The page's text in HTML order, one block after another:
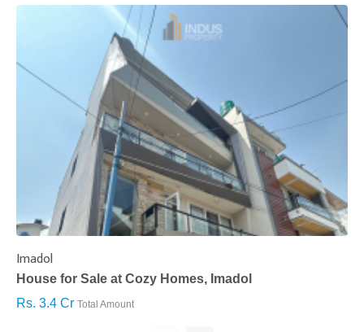
Imadol
House for Sale at Cozy Homes, Imadol
Rs. 3.4 Cr Total Amount